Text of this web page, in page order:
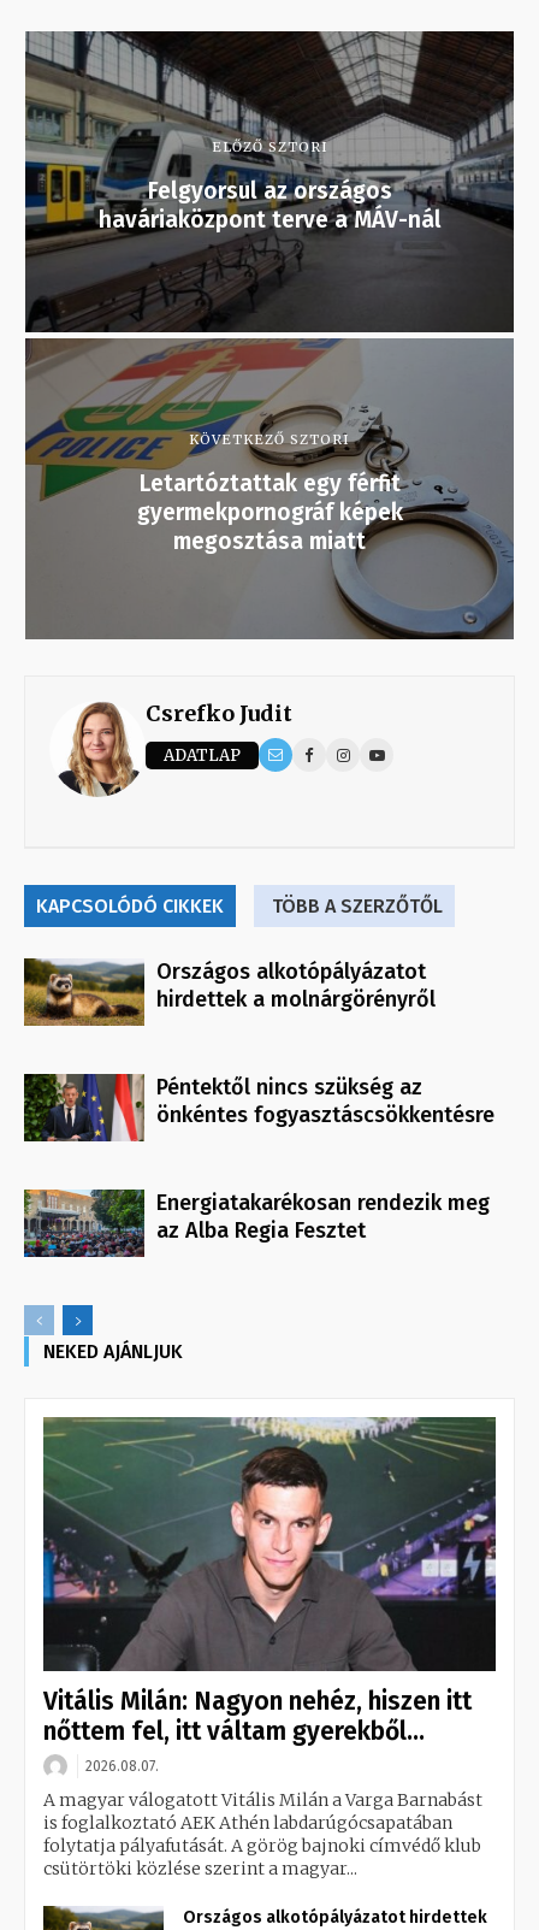
ELŐZŐ SZTORI
Felgyorsul az országos
haváriaközpont terve a MÁV-nál
KÖVETKEZŐ SZTORI
Letartóztattak egy férfit
gyermekpornográf képek
megosztása miatt
Csrefko Judit
ADATLAP
KAPCSOLÓDÓ CIKKEK TÖBB A SZERZŐTŐL
Országos alkotópályázatot
hirdettek a molnárgörényről
Péntektől nincs szükség az
önkéntes fogyasztáscsökkentésre
Energiatakarékosan rendezik meg
az Alba Regia Fesztet
NEKED AJÁNLJUK
Vitális Milán: Nagyon nehéz, hiszen itt
nőttem fel, itt váltam gyerekből...
2026.08.07.
A magyar válogatott Vitális Milán a Varga Barnabást
is foglalkoztató AEK Athén labdarúgócsapatában
folytatja pályafutását. A görög bajnoki címvédő klub
csütörtöki közlése szerint a magyar...
Országos alkotópályázatot hirdettek